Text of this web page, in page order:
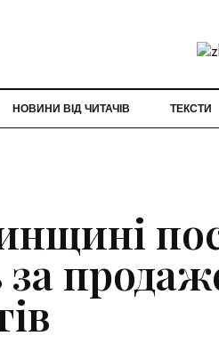
НОВИНИ ВІД ЧИТАЧІВ ТЕКСТИ